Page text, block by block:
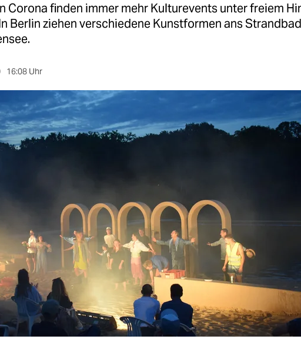
Corona finden immer mehr Kulturevents unter freiem
Berlin ziehen verschiedene Kunstformen ans Strandbad
16:08 Uhr